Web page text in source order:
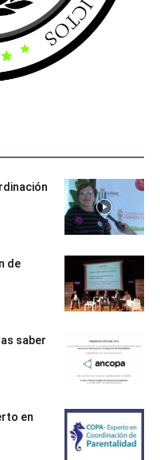
de
saber
en